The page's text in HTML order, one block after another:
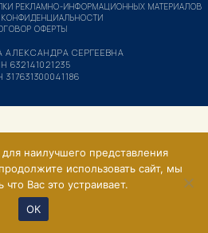
СЕРГЕЕВНА
632141021235
317631300041186
РЕКЛАМНО-ИНФОРМАЦИОННЫХ МАТЕРИАЛОВ
КОНФИДЕНЦИАЛЬНОСТИ
ОФЕРТЫ
наилучшего представления
использовать сайт, мы
что Вас это устраивает.
ОК